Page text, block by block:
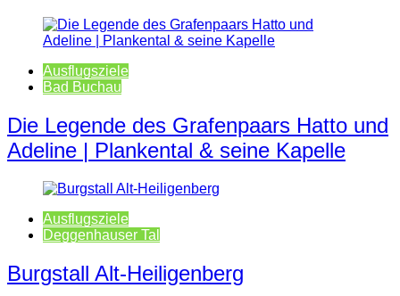
Ausflugsziele
Bad Buchau
Die Legende des Grafenpaars Hatto und
Adeline | Plankental & seine Kapelle
Ausflugsziele
Deggenhauser Tal
Burgstall Alt-Heiligenberg